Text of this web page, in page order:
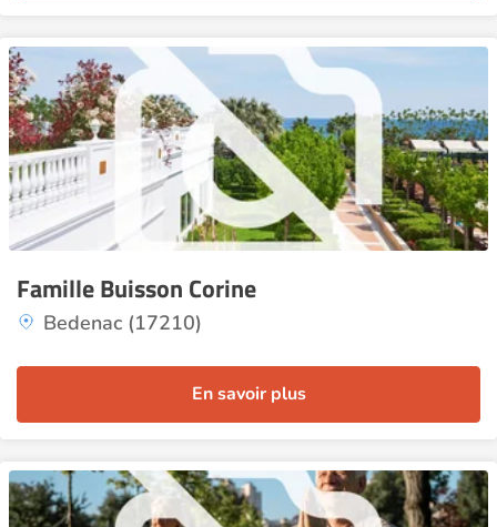
Famille Buisson Corine
Bedenac (17210)
En savoir plus